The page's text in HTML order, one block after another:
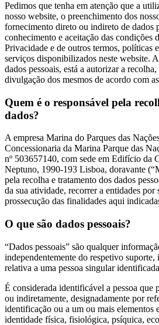
Pedimos que tenha em atenção que a
nosso website, o preenchimento dos
fornecimento direto ou indireto de dados
conhecimento e aceitação das condições
Privacidade e de outros termos, políticas
serviços disponibilizados neste website.
dados pessoais, está a autorizar a
divulgação dos mesmos de acordo com
Quem é o responsável pela
dados?
A empresa Marina do Parques das
Concessionaria da Marina Parque das
nº 503657140, com sede em Edifício da
Neptuno, 1990-193 Lisboa, doravante
pela recolha e tratamento dos dados
da sua atividade, recorrer a entidades por
prossecução das finalidades aqui
O que são dados pessoais?
“Dados pessoais” são qualquer
independentemente do respetivo
relativa a uma pessoa singular
É considerada identificável a pessoa que
ou indiretamente, designadamente por
identificação ou a um ou mais elementos
identidade física, fisiológica, psíquica,